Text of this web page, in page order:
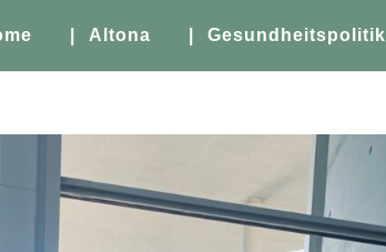
| Altona | Gesundheitspolitik